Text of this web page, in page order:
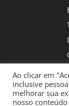
Ao clicar em
inclusive
melhorar sua
nosso